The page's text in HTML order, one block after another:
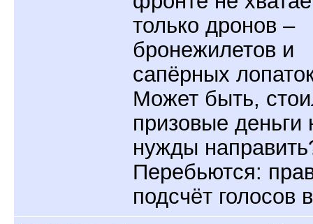
только дронов –
бронежилетов и
сапёрных
Может быть,
призовые деньги
нужды
Перебьются:
подсчёт голосов